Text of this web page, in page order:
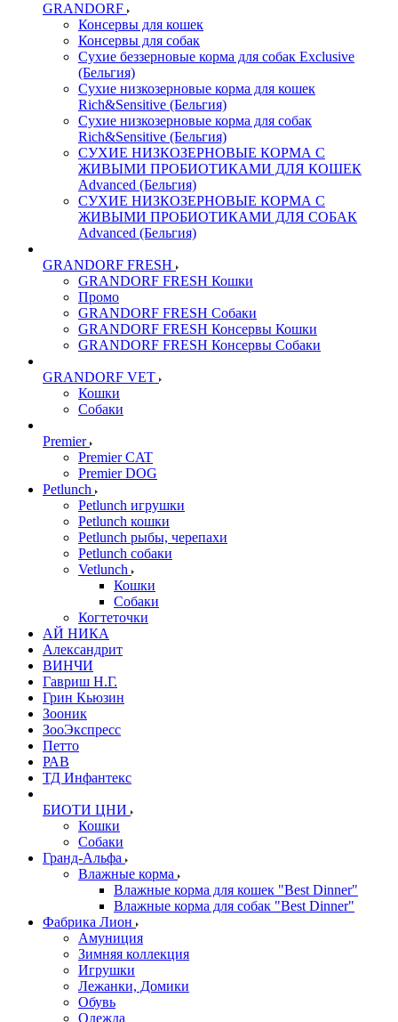
GRANDORF
Консервы для кошек
Консервы для собак
Сухие беззерновые корма для собак Exclusive
(Бельгия)
Сухие низкозерновые корма для кошек
Rich&Sensitive (Бельгия)
Сухие низкозерновые корма для собак
Rich&Sensitive (Бельгия)
СУХИЕ НИЗКОЗЕРНОВЫЕ КОРМА С
ЖИВЫМИ ПРОБИОТИКАМИ ДЛЯ КОШЕК
Advanced (Бельгия)
СУХИЕ НИЗКОЗЕРНОВЫЕ КОРМА С
ЖИВЫМИ ПРОБИОТИКАМИ ДЛЯ СОБАК
Advanced (Бельгия)
GRANDORF FRESH
GRANDORF FRESH Кошки
Промо
GRANDORF FRESH Собаки
GRANDORF FRESH Консервы Кошки
GRANDORF FRESH Консервы Собаки
GRANDORF VET
Кошки
Собаки
Premier
Premier CAT
Premier DOG
Petlunch
Petlunch игрушки
Petlunch кошки
Petlunch рыбы, черепахи
Petlunch собаки
Vetlunch
Кошки
Собаки
Когтеточки
АЙ НИКА
Александрит
ВИНЧИ
Гавриш Н.Г.
Грин Кьюзин
Зооник
ЗооЭкспресс
Петто
РАВ
ТД Инфантекс
БИОТИ ЦНИ
Кошки
Собаки
Гранд-Альфа
Влажные корма
Влажные корма для кошек "Best Dinner"
Влажные корма для собак "Best Dinner"
Фабрика Лион
Амуниция
Зимняя коллекция
Игрушки
Лежанки, Домики
Обувь
Одежда